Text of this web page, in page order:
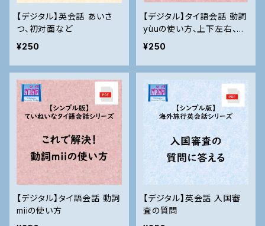
【デジタル】英会話 あいさ
つ、初対面など
¥250
【デジタル】タイ語会話 動詞
yùuの使い方、上下左右、近
い、遠いなど
¥250
【デジタル】タイ語会話 動詞
miiの使い方
【デジタル】英会話 入国審
査の質問